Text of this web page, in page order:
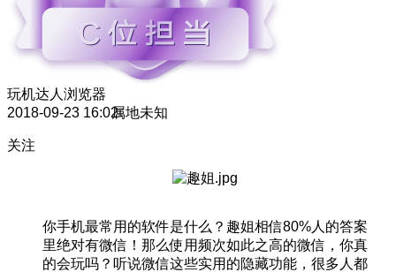
玩机达人 浏览器
2018-09-23 16:02属地未知
关注
你手机最常用的软件是什么？趣姐相信80%人的答案
里绝对有微信！那么使用频次如此之高的微信，你真
的会玩吗？听说微信这些实用的隐藏功能，很多人都